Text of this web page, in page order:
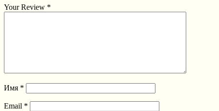
Your Review *
Имя *
Email *